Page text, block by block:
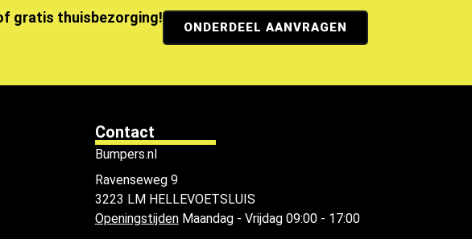
gratis thuisbezorging!
ONDERDEEL AANVRAGEN
Contact
Bumpers.nl
Ravenseweg 9
3223 LM HELLEVOETSLUIS
OpeningstijdenMaandag - Vrijdag 09:00 - 17:00